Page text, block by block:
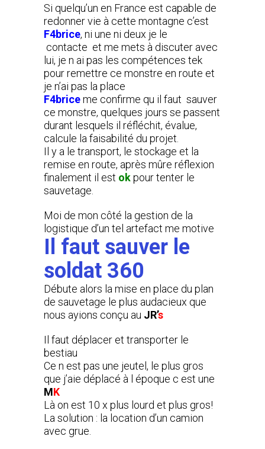
Si quelqu’un en France est capable de
redonner vie à cette montagne c’est
F4brice, ni une ni deux je le
contacte et me mets à discuter avec
lui, je n ai pas les compétences tek
pour remettre ce monstre en route et
je n’ai pas la place
F4briceme confirme qu il faut sauver
ce monstre, quelques jours se passent
durant lesquels il réfléchit, évalue,
calcule la faisabilité du projet.
Il y a le transport, le stockage et la
remise en route, après mûre réflexion
finalement il est okpour tenter le
sauvetage.
Moi de mon côté la gestion de la
logistique d’un tel artefact me motive
Il faut sauver le
soldat 360
Débute alors la mise en place du plan
de sauvetage le plus audacieux que
nous ayions conçu au JR’s
Il faut déplacer et transporter le
bestiau
Ce n est pas une jeutel, le plus gros
que j’aie déplacé à l époque c est une
MK
Là on est 10 x plus lourd et plus gros!
La solution : la location d’un camion
avec grue.